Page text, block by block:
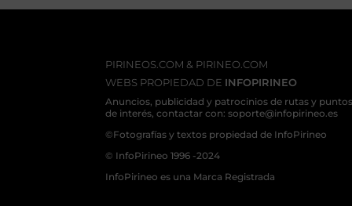
PIRINEOS.COM & PIRINEO.COM
WEBS PROPIEDAD DE INFOPIRINEO
Anuncios, publicidad y patrocinios de rutas y
de interés, contactar con: soporte@infopirineo.es
©Fotografías y textos propiedad de InfoPirineo
© InfoPirineo 1996 -2024
InfoPirineo es una Marca Registrada